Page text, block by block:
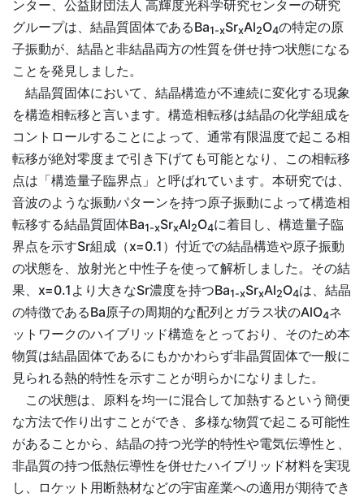
ンター、公益財団法人 高輝度光科学研究センターの研究
グループは、結晶質固体であるBa1-xSrxAl2O4の特定の原
子振動が、結晶と非結晶両方の性質を併せ持つ状態になる
ことを発見しました。
結晶質固体において、結晶構造が不連続に変化する現象
を構造相転移と言います。構造相転移は結晶の化学組成を
コントロールすることによって、通常有限温度で起こる相
転移が絶対零度まで引き下げても可能となり、この相転移
点は「構造量子臨界点」と呼ばれています。本研究では、
音波のような振動パターンを持つ原子振動によって構造相
転移する結晶質固体Ba1-xSrxAl2O4に着目し、構造量子臨
界点を示すSr組成（x=0.1）付近での結晶構造や原子振動
の状態を、放射光と中性子を使って解析しました。その結
果、x=0.1より大きなSr濃度を持つBa1-xSrxAl2O4は、結晶
の特徴であるBa原子の周期的な配列とガラス状のAlO4ネ
ットワークのハイブリッド構造をとっており、そのため本
物質は結晶固体であるにもかかわらず非晶質固体で一般に
見られる熱的特性を示すことが明らかになりました。
この状態は、原料を均一に混合して加熱するという簡便
な方法で作り出すことができ、多様な物質で起こる可能性
があることから、結晶の持つ光学的特性や電気伝導性と、
非晶質の持つ低熱伝導性を併せたハイブリッド材料を実現
し、ロケット用断熱材などの宇宙産業への適用が期待でき